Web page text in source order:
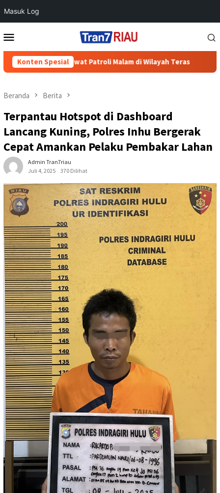
Masuk Log
ke
Mobile
Konten Spesial
3C Lewat Patroli Malam di Wilayah Teras 700 Warga
Beranda Berita
Terpantau Hotspot di Dashboard
Lancang Kuning, Polres Inhu Bergerak
Cepat Amankan Pelaku Pembakar Lahan
Admin Tran7riau
Juli 4, 2025
370 Dilihat